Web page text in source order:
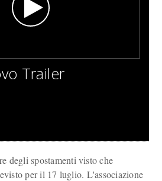
Trailer
degli spostamenti visto che
per il 17 luglio. L'associazione